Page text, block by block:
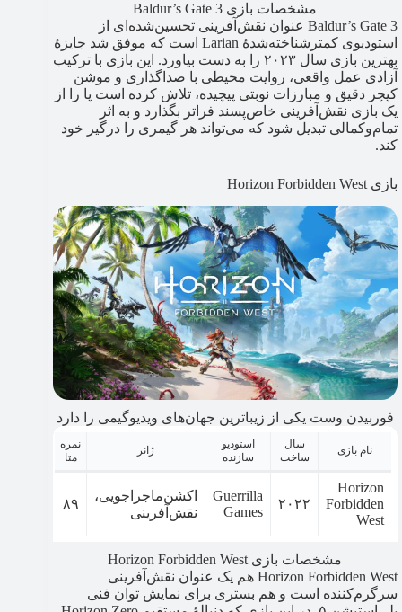
مشخصات بازی Baldur’s Gate 3
Baldur’s Gate 3 عنوان نقش‌آفرینی تحسین‌شده‌ای از
استودیوی کمترشناخته‌شدۀ Larian است که موفق شد جایزۀ
بهترین بازی سال ۲۰۲۳ را به دست بیاورد. این بازی با ترکیب
آزادی عمل واقعی، روایت محیطی با صداگذاری و موشن
کپچر دقیق و مبارزات نوبتی پیچیده، تلاش کرده است پا را از
یک بازی نقش‌آفرینی خاص‌پسند فراتر بگذارد و به اثر
تمام‌وکمالی تبدیل شود که می‌تواند هر گیمری را درگیر خود
کند.
بازی Horizon Forbidden West
فوربیدن وست یکی از زیباترین جهان‌های ویدیوگیمی را دارد
نام بازی
سال
ساخت
استودیو
سازنده
ژانر
نمره
متا
Horizon
Forbidden
West
۲۰۲۲
Guerrilla
Games
اکشن‌ماجراجویی،
نقش‌آفرینی
۸۹
مشخصات بازی Horizon Forbidden West
Horizon Forbidden West هم یک عنوان نقش‌آفرینی
سرگرم‌کننده است و هم بستری برای نمایش توان فنی